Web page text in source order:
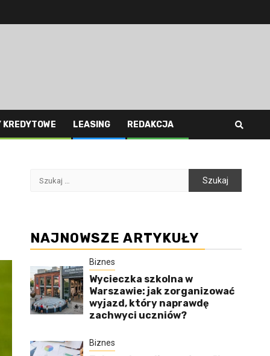
LEASING REDAKCJA
NAJNOWSZE ARTYKUŁY
Biznes
Wycieczka szkolna w
Warszawie: jak zorganizować
wyjazd, który naprawdę
zachwyci uczniów?
Biznes